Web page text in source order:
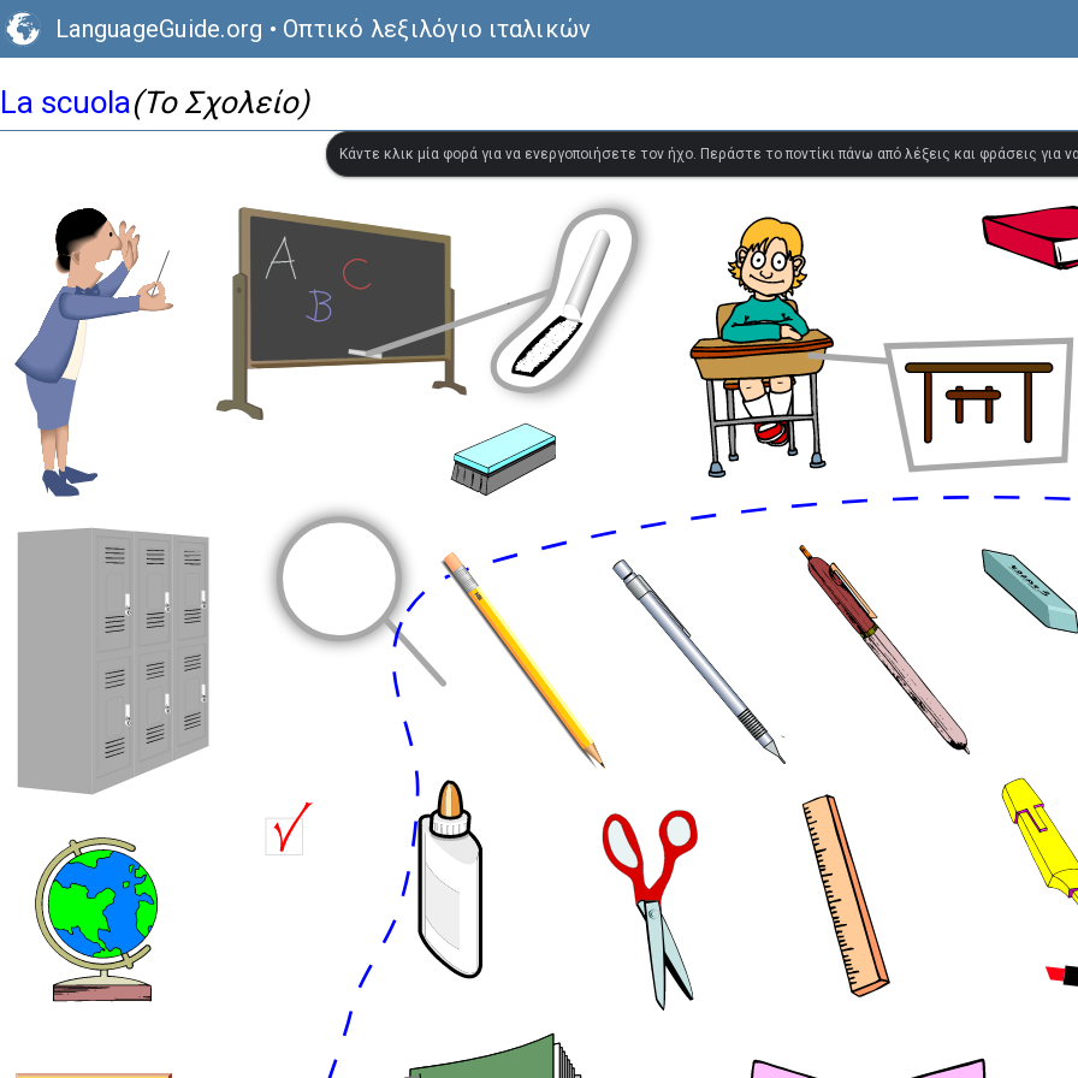
LanguageGuide.org • Οπτικό λεξιλόγιο ιταλικών
La scuola(Το Σχολείο)
Κάντε κλικ μία φορά για να ενεργοποιήσετε τον ήχο. Περάστε το ποντίκι πάνω από λέξεις και φράσεις για